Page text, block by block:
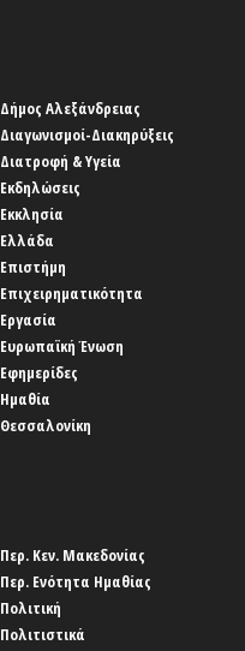
Δήμος Αλεξάνδρειας
Διαγωνισμοί-Διακηρύξεις
Διατροφή & Υγεία
Εκδηλώσεις
Εκκλησία
Ελλάδα
Επιστήμη
Επιχειρηματικότητα
Εργασία
Ευρωπαϊκή Ένωση
Εφημερίδες
Ημαθία
Θεσσαλονίκη
Περ. Κεν. Μακεδονίας
Περ. Ενότητα Ημαθίας
Πολιτική
Πολιτιστικά